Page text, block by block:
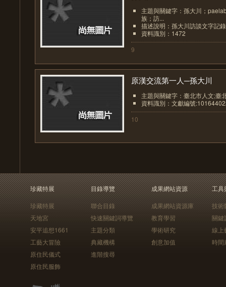
主題與關鍵字：孫大川；
族；訪...
描述說明：孫大川訪談文字記
資料識別：1472
9
原漢交流第一人─孫大川
主題與關鍵字：臺北市人文;臺
資料識別：文獻編號
10
珍藏特展
珍藏特展
天地宮
安平追想1661
工藝大冒險
原住民儀式
原住民服飾
目錄導覽
聯合目錄
快速關鍵詞導覽
主題分類
典藏機構
進階搜尋
成果網站資源
成果網站資源庫
教育學習
學術研究
創意加值
工具
技術
關鍵
線上
時間